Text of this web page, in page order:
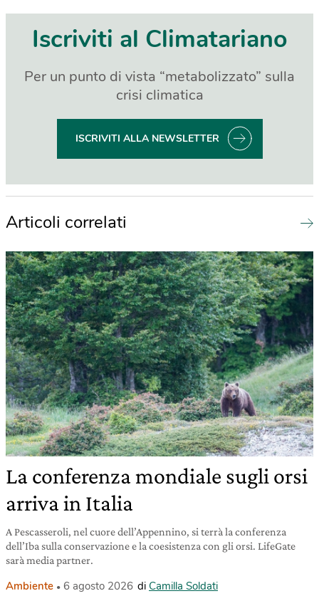
Iscriviti al Climatariano
Per un punto di vista “metabolizzato” sulla
crisi climatica
ISCRIVITI ALLA NEWSLETTER
Articoli correlati
La conferenza mondiale sugli orsi
arriva in Italia
A Pescasseroli, nel cuore dell’Appennino, si terrà la conferenza
dell’Iba sulla conservazione e la coesistenza con gli orsi. LifeGate
sarà media partner.
Ambiente 6 agosto 2026 di Camilla Soldati